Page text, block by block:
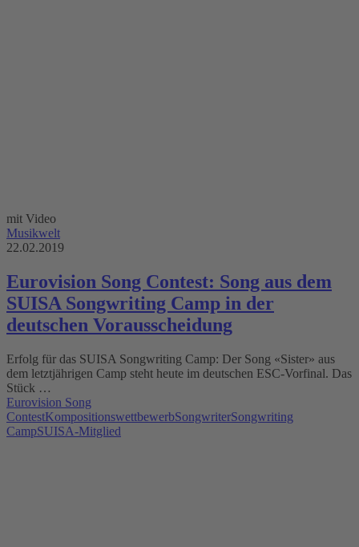
mit Video
Musikwelt
22.02.2019
Eurovision Song Contest: Song aus dem
SUISA Songwriting Camp in der
deutschen Vorausscheidung
Erfolg für das SUISA Songwriting Camp: Der Song «Sister» aus
dem letztjährigen Camp steht heute im deutschen ESC-Vorfinal. Das
Stück …
Eurovision Song
ContestKompositionswettbewerbSongwriterSongwriting
CampSUISA-Mitglied